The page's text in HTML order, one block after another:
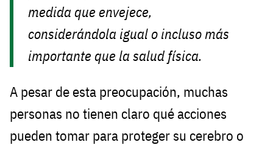
medida que envejece,
considerándola igual o incluso más
importante que la salud física.
A pesar de esta preocupación, muchas
personas no tienen claro qué acciones
pueden tomar para proteger su cerebro o